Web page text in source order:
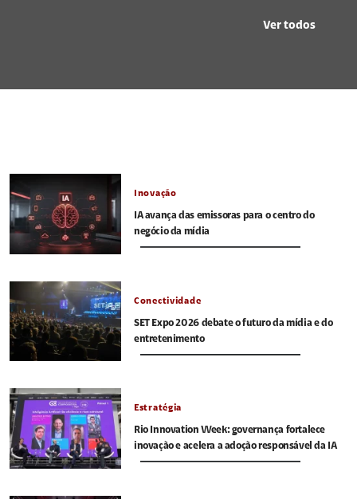
Ver todos
Inovação
IA avança das emissoras para o centro do
negócio da mídia
Conectividade
SET Expo 2026 debate o futuro da mídia e do
entretenimento
Estratégia
Rio Innovation Week: governança fortalece
inovação e acelera a adoção responsável da IA